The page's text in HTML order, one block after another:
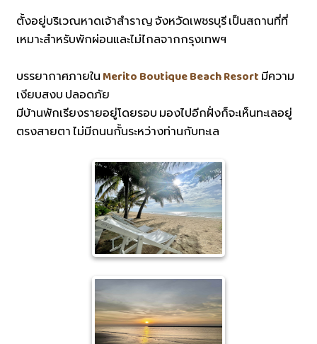
ตั้งอยู่บริเวณหาดเจ้าสำราญ จังหวัดเพชรบุรี เป็นสถานที่ที่
เหมาะสำหรับพักผ่อนและไม่ไกลจากกรุงเทพฯ
บรรยากาศภายในMerito Boutique Beach Resortมีความ
เงียบสงบ ปลอดภัย
มีบ้านพักเรียงรายอยู่โดยรอบ มองไปอีกฝั่งก็จะเห็นทะเลอยู่
ตรงสายตา ไม่มีถนนกั้นระหว่างท่านกับทะเล